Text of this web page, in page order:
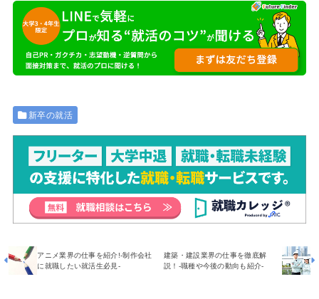
新卒の就活
アニメ業界の仕事を紹介!-制作会社
に就職したい就活生必見-
建築・建設業界の仕事を徹底解
説！-職種や今後の動向も紹介-